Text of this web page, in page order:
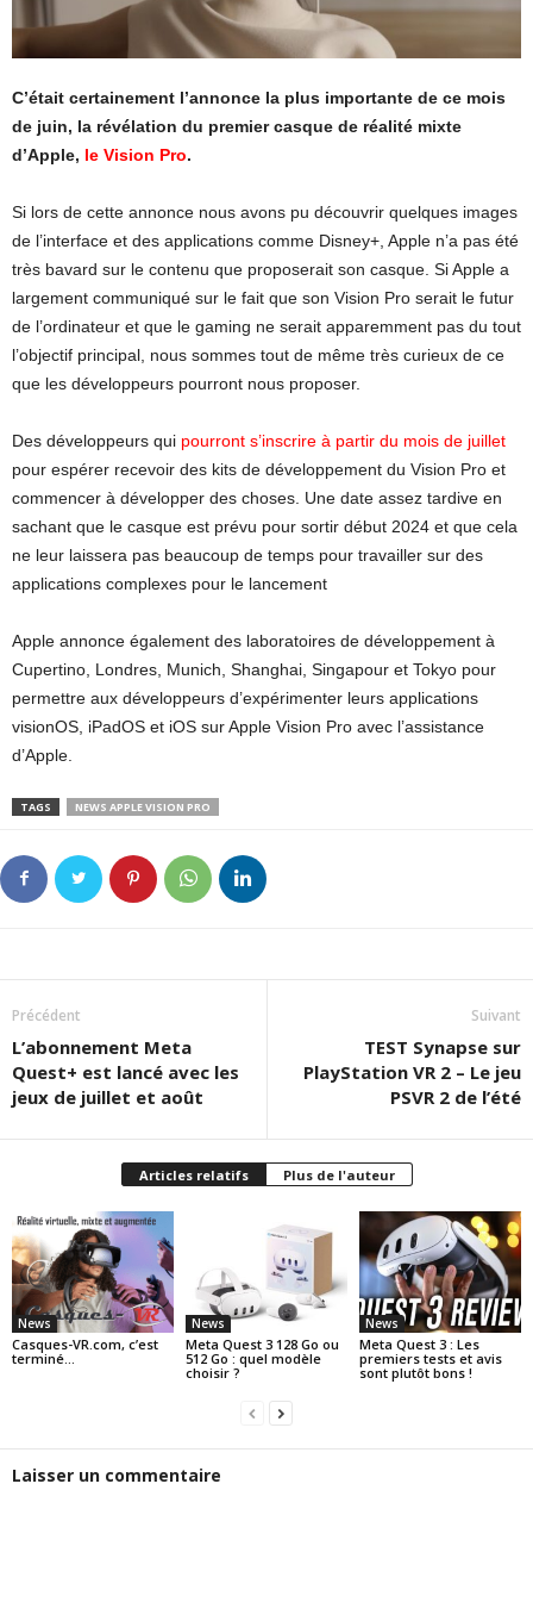
C’était certainement l’annonce la plus importante de ce mois
de juin, la révélation du premier casque de réalité mixte
d’Apple, le Vision Pro.
Si lors de cette annonce nous avons pu découvrir quelques images
de l’interface et des applications comme Disney+, Apple n’a pas été
très bavard sur le contenu que proposerait son casque. Si Apple a
largement communiqué sur le fait que son Vision Pro serait le futur
de l’ordinateur et que le gaming ne serait apparemment pas du tout
l’objectif principal, nous sommes tout de même très curieux de ce
que les développeurs pourront nous proposer.
Des développeurs qui pourront s’inscrire à partir du mois de juillet
pour espérer recevoir des kits de développement du Vision Pro et
commencer à développer des choses. Une date assez tardive en
sachant que le casque est prévu pour sortir début 2024 et que cela
ne leur laissera pas beaucoup de temps pour travailler sur des
applications complexes pour le lancement
Apple annonce également des laboratoires de développement à
Cupertino, Londres, Munich, Shanghai, Singapour et Tokyo pour
permettre aux développeurs d’expérimenter leurs applications
visionOS, iPadOS et iOS sur Apple Vision Pro avec l’assistance
d’Apple.
TAGS NEWS APPLE VISION PRO
Précédent
L’abonnement Meta
Quest+ est lancé avec les
jeux de juillet et août
Suivant
TEST Synapse sur
PlayStation VR 2 – Le jeu
PSVR 2 de l’été
Articles relatifs Plus de l'auteur
News
Casques-VR.com, c’est
terminé…
News
Meta Quest 3 128 Go ou
512 Go : quel modèle
choisir ?
News
Meta Quest 3 : Les
premiers tests et avis
sont plutôt bons !
Laisser un commentaire